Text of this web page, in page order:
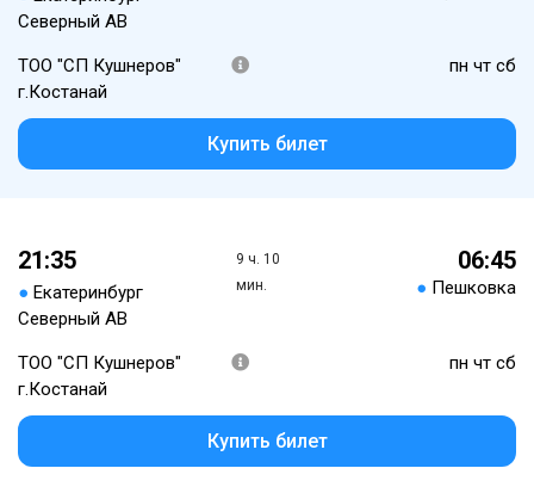
Северный АВ
ТОО "СП Кушнеров"
г.Костанай
пн чт сб
Купить билет
21:35
● Екатеринбург
Северный АВ
9 ч. 10
мин.
06:45
● Пешковка
ТОО "СП Кушнеров"
г.Костанай
пн чт сб
Купить билет